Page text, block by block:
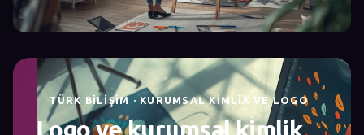
TÜRK BILIŞIM · KURUMSAL KIMLIK VE LOGO
Logo ve kurumsal kimlik